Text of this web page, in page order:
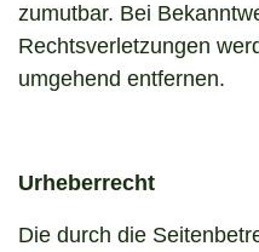
zumutbar. Bei
Rechtsverletzungen
umgehend entfernen.
Urheberrecht
Die durch die